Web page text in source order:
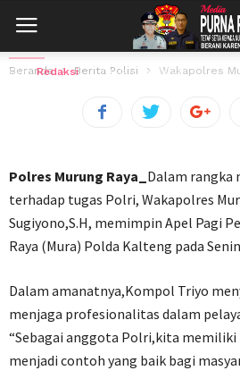
Beranda Berita Polisi Wakapolres Mura
Wakapolres Mura
Sampaikan Pesan
Oleh Redaksi 29 Januari 2024
Polres Murung Raya_ Dalam
terhadap tugas Polri, Wakapolres
Sugiyono,S.H, memimpin Apel Pagi
Raya (Mura) Polda Kalteng pada
Dalam amanatnya,Kompol Triyo
menjaga profesionalitas dalam
“Sebagai anggota Polri,kita
menjadi contoh yang baik bagi